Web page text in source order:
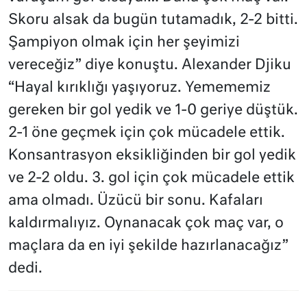
Skoru alsak da bugün tutamadık, 2-2 bitti.
Şampiyon olmak için her şeyimizi
vereceğiz” diye konuştu. Alexander Djiku
“Hayal kırıklığı yaşıyoruz. Yemememiz
gereken bir gol yedik ve 1-0 geriye düştük.
2-1 öne geçmek için çok mücadele ettik.
Konsantrasyon eksikliğinden bir gol yedik
ve 2-2 oldu. 3. gol için çok mücadele ettik
ama olmadı. Üzücü bir sonu. Kafaları
kaldırmalıyız. Oynanacak çok maç var, o
maçlara da en iyi şekilde hazırlanacağız”
dedi.